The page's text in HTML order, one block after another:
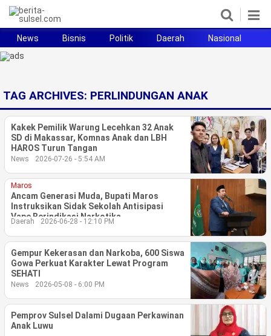
Home
Politik
Pendidikan
Otomotif
Hukum
Sport
Life Style
Profil
Opini
News Bisnis Politik Daerah Nasional
TAG ARCHIVES: PERLINDUNGAN ANAK
Kakek Pemilik Warung Lecehkan 32 Anak
SD di Makassar, Komnas Anak dan LBH
HAROS Turun Tangan
News 2026-07-26 - 5:54 AM
Maros
Ancam Generasi Muda, Bupati Maros
Instruksikan Sidak Sekolah Antisipasi
Vape Berindikasi Narkotika
Daerah 2026-06-28 - 12:10 PM
Gempur Kekerasan dan Narkoba, 600 Siswa
Gowa Perkuat Karakter Lewat Program
SEHATI
News 2026-05-08 - 6:00 PM
Pemprov Sulsel Dalami Dugaan Perkawinan
Anak Luwu